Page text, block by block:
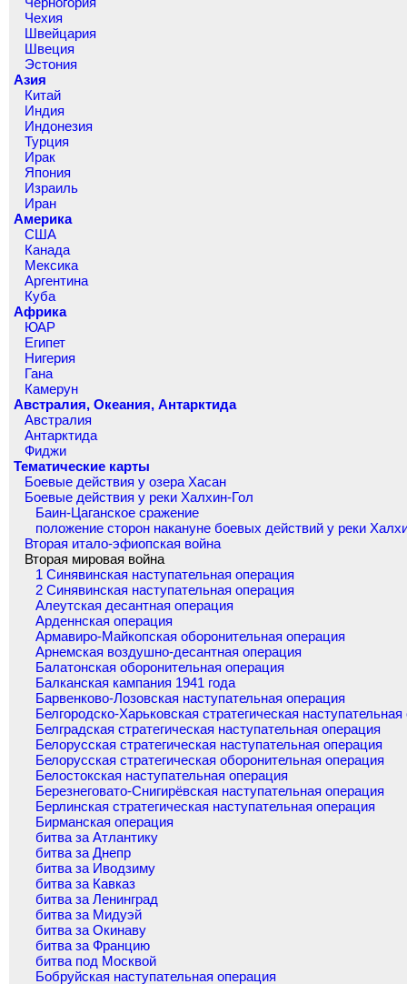
Чехия
Швейцария
Швеция
Эстония
Азия
Китай
Индия
Индонезия
Турция
Ирак
Япония
Израиль
Иран
Америка
США
Канада
Мексика
Аргентина
Куба
Африка
ЮАР
Египет
Нигерия
Гана
Камерун
Австралия, Океания, Антарктида
Австралия
Антарктида
Фиджи
Тематические карты
Боевые действия у озера Хасан
Боевые действия у реки Халхин-Гол
Баин-Цаганское сражение
положение сторон накануне боевых действий у реки
Вторая итало-эфиопская война
Вторая мировая война
1 Синявинская наступательная операция
2 Синявинская наступательная операция
Алеутская десантная операция
Арденнская операция
Армавиро-Майкопская оборонительная операция
Арнемская воздушно-десантная операция
Балатонская оборонительная операция
Балканская кампания 1941 года
Барвенково-Лозовская наступательная операция
Белгородско-Харьковская стратегическая
Белградская стратегическая наступательная операция
Белорусская стратегическая наступательная операция
Белорусская стратегическая оборонительная операция
Белостокская наступательная операция
Березнеговато-Снигирёвская наступательная операция
Берлинская стратегическая наступательная операция
Бирманская операция
битва за Атлантику
битва за Днепр
битва за Иводзиму
битва за Кавказ
битва за Ленинград
битва за Мидуэй
битва за Окинаву
битва за Францию
битва под Москвой
Бобруйская наступательная операция